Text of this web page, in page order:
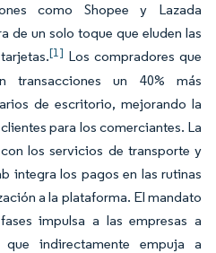
como Shopee y Lazada
de un solo toque que eluden las
[1] Los compradores que
transacciones un 40% más
de escritorio, mejorando la
para los comerciantes. La
los servicios de transporte y
integra los pagos en las rutinas
a la plataforma. El mandato
impulsa a las empresas a
indirectamente empuja a